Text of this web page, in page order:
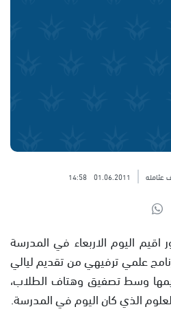
عثامله 01.06.2011
14:58
اقيم اليوم الاربعاء في المدرسة
علمي ترفيهي من تقديم ليالي
وسط تصفيق وهتاف الطلاب،
الذي كان اليوم في المدرسة.